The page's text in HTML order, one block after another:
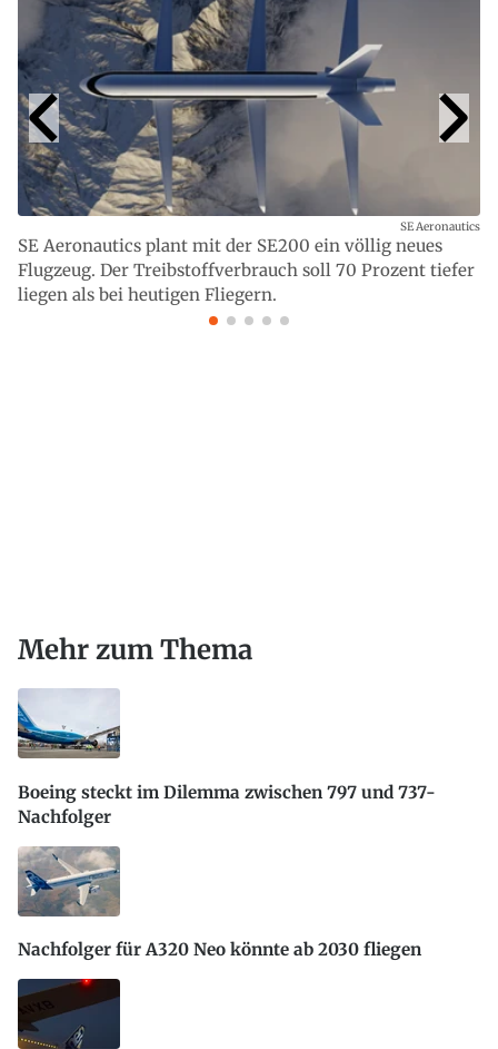
SE Aeronautics plant mit der SE200 ein völlig neues
Flugzeug. Der Treibstoffverbrauch soll 70 Prozent tiefer
liegen als bei heutigen Fliegern.
SE Aeronautics
Mehr zum Thema
Boeing steckt im Dilemma zwischen 797 und 737-
Nachfolger
Nachfolger für A320 Neo könnte ab 2030 fliegen